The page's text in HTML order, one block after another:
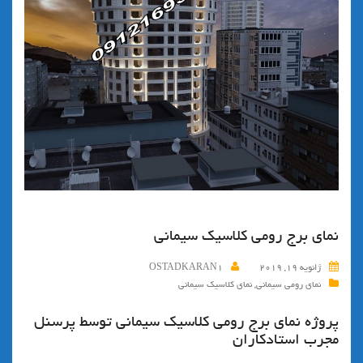
نماي برج رومي كلاسيك سيماني
ژانویه 19, 2019
OSTADKARAN1
نمای رومی سیمانی,نمای کلاسیک سیمانی
پروژه نماي برج رومي كلاسيك سيماني توسط پرسنل
مجرب استادكاران